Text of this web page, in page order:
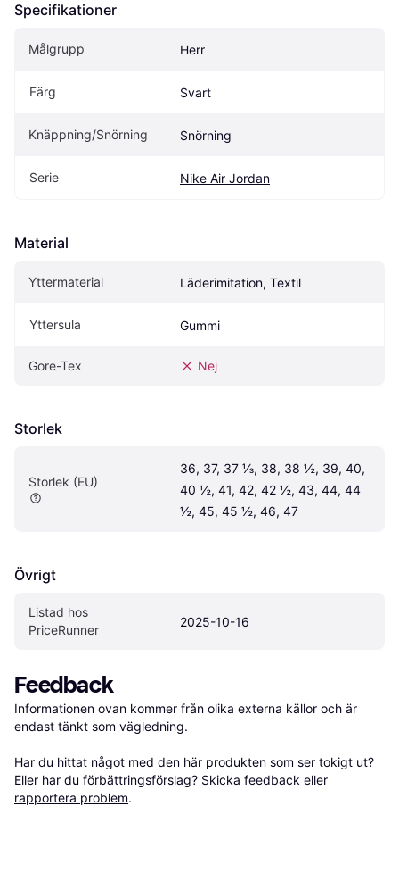
Specifikationer
Målgrupp Herr
Färg Svart
Knäppning/Snörning Snörning
Serie Nike Air Jordan
Material
Yttermaterial Läderimitation, Textil
Yttersula Gummi
Gore-Tex Nej
Storlek
Storlek (EU)
36, 37, 37 ⅓, 38, 38 ½, 39, 40,
40 ½, 41, 42, 42 ½, 43, 44, 44
½, 45, 45 ½, 46, 47
Övrigt
Listad hos
PriceRunner
2025-10-16
Feedback
Informationen ovan kommer från olika externa källor och är
endast tänkt som vägledning.
Har du hittat något med den här produkten som ser tokigt ut?
Eller har du förbättringsförslag? Skicka feedback eller
rapportera problem.